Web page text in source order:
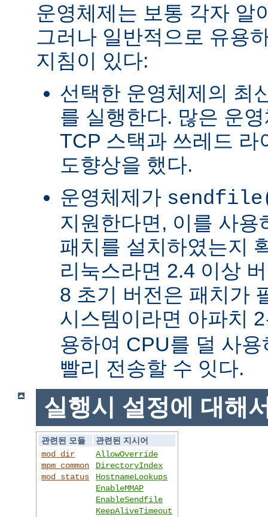
운영체제는 보통 각자 알
그러나 일반적으로 유용
지침이 있다:
선택한 운영체제의 최
를 실행한다. 많은 운
TCP 스택과 쓰레드 라
도향상을 했다.
운영체제가
지원한다면, 이를 사용
패치를 설치하였는지
리눅스라면 2.4 이상
8 초기 버전은 패치가
시스템이라면 아파치
용하여 CPU를 덜 사
빨리 전송할 수 잇다.
실행시 설정에 대해
관련된 모듈
관련된 지시어
mod_dir
mpm_common
mod_status
AllowOverride
DirectoryIndex
HostnameLookups
EnableMMAP
EnableSendfile
KeepAliveTimeout